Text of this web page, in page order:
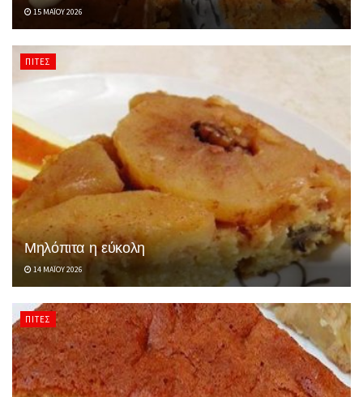
15 ΜΑΪ́ΟΥ 2026
ΠΊΤΕΣ
Μηλόπιτα η εύκολη
14 ΜΑΪ́ΟΥ 2026
ΠΊΤΕΣ